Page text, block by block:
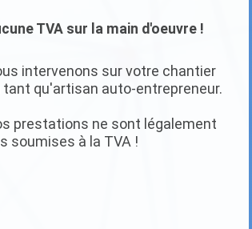
TVA sur la main d'oeuvre !
intervenons sur votre chantier
tant qu'artisan auto-entrepreneur.
prestations ne sont légalement
soumises à la TVA !